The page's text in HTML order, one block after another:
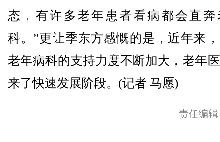
态，有许多老年患者看病都会直奔
科。”更让季东方感慨的是，近年来
老年病科的支持力度不断加大，老年
来了快速发展阶段。(记者 马愿)
责任编